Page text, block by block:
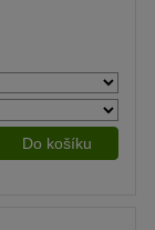
Do košíku